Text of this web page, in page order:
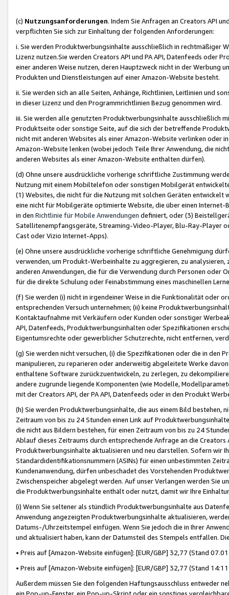
(c) Nutzungsanforderungen. Indem Sie Anfragen an Creators API
verpflichten Sie sich zur Einhaltung der folgenden Anforderungen:
i. Sie werden Produktwerbungsinhalte ausschließlich in rechtmäßiger
Lizenz nutzen.Sie werden Creators API und PA API, Datenfeeds oder
einer anderen Weise nutzen, deren Hauptzweck nicht in der Werbung
Produkten und Dienstleistungen auf einer Amazon-Website besteht.
ii. Sie werden sich an alle Seiten, Anhänge, Richtlinien, Leitlinien und
in dieser Lizenz und den Programmrichtlinien Bezug genommen wird.
iii. Sie werden alle genutzten Produktwerbungsinhalte ausschließlich
Produktseite oder sonstige Seite, auf die sich der betreffende
nicht mit anderen Websites als einer Amazon-Website verlinken oder
Amazon-Website lenken (wobei jedoch Teile Ihrer Anwendung, die
anderen Websites als einer Amazon-Website enthalten dürfen).
(d) Ohne unsere ausdrückliche vorherige schriftliche Zustimmung
Nutzung mit einem Mobiltelefon oder sonstigen Mobilgerät
(1) Websites, die nicht für die Nutzung mit solchen Geräten
eine nicht für Mobilgeräte optimierte Website, die über einen
in den Richtlinie für Mobile Anwendungen definiert, oder (3)
Satellitenempfangsgeräte, Streaming-Video-Player, Blu-Ray-Player
Cast oder Vizio Internet-Apps).
(e) Ohne unsere ausdrückliche vorherige schriftliche Genehmigung
verwenden, um Produkt-Werbeinhalte zu aggregieren, zu
anderen Anwendungen, die für die Verwendung durch Personen
für die direkte Schulung oder Feinabstimmung eines maschinellen
(f) Sie werden (i) nicht in irgendeiner Weise in die Funktionalität oder
entsprechenden Versuch unternehmen; (ii) keine
Kontaktaufnahme mit Verkäufern oder Kunden oder sonstiger
API, Datenfeeds, Produktwerbungsinhalten oder Spezifikationen
Eigentumsrechte oder gewerblicher Schutzrechte, nicht entfernen,
(g) Sie werden nicht versuchen, (i) die Spezifikationen oder die in
manipulieren, zu reparieren oder anderweitig abgeleitete Werke
enthaltene Software zurückzuentwickeln, zu zerlegen, zu
andere zugrunde liegende Komponenten (wie Modelle,
mit der Creators API, der PA API, Datenfeeds oder in den Produkt
(h) Sie werden Produktwerbungsinhalte, die aus einem Bild bestehen,
Zeitraum von bis zu 24 Stunden einen Link auf
die nicht aus Bildern bestehen, für einen Zeitraum von bis zu 24
Ablauf dieses Zeitraums durch entsprechende Anfrage an die
Produktwerbungsinhalte aktualisieren und neu darstellen. Sofern wir
Standardidentifikationsnummern (ASINs) für einen unbestimmten
Kundenanwendung, dürfen unbeschadet des Vorstehenden
Zwischenspeicher abgelegt werden. Auf unser Verlangen werden Sie
die Produktwerbungsinhalte enthält oder nutzt, damit wir Ihre
(i) Wenn Sie seltener als stündlich Produktwerbungsinhalte aus
Anwendung angezeigten Produktwerbungsinhalte aktualisieren,
Datums-/Uhrzeitstempel einfügen. Wenn Sie jedoch die in Ihrer
und aktualisiert haben, kann der Datumsteil des Stempels entfallen.
• Preis auf [Amazon-Website einfügen]: [EUR/GBP] 32,77 (Stand
• Preis auf [Amazon-Website einfügen]: [EUR/GBP] 32,77 (Stand
Außerdem müssen Sie den folgenden Haftungsausschluss entweder
ein Pop-up-Fenster, ein Pop-up-Skript oder ein sonstiges